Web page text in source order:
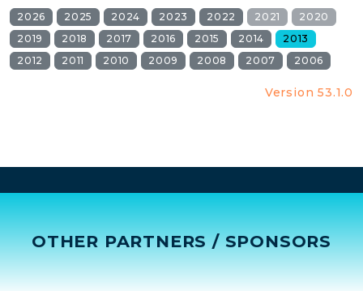
2026 2025 2024 2023 2022 2021
2020
2019
2018 2017 2016 2015 2014
2013
2012
2011 2010 2009 2008 2007 2006
Version 53.1.0
OTHER PARTNERS / SPONSORS